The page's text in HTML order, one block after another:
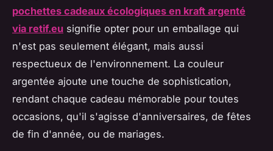
pochettes cadeaux écologiques en kraft argenté
via retif.eu signifie opter pour un emballage qui
n'est pas seulement élégant, mais aussi
respectueux de l'environnement. La couleur
argentée ajoute une touche de sophistication,
rendant chaque cadeau mémorable pour toutes
occasions, qu'il s'agisse d'anniversaires, de fêtes
de fin d'année, ou de mariages.